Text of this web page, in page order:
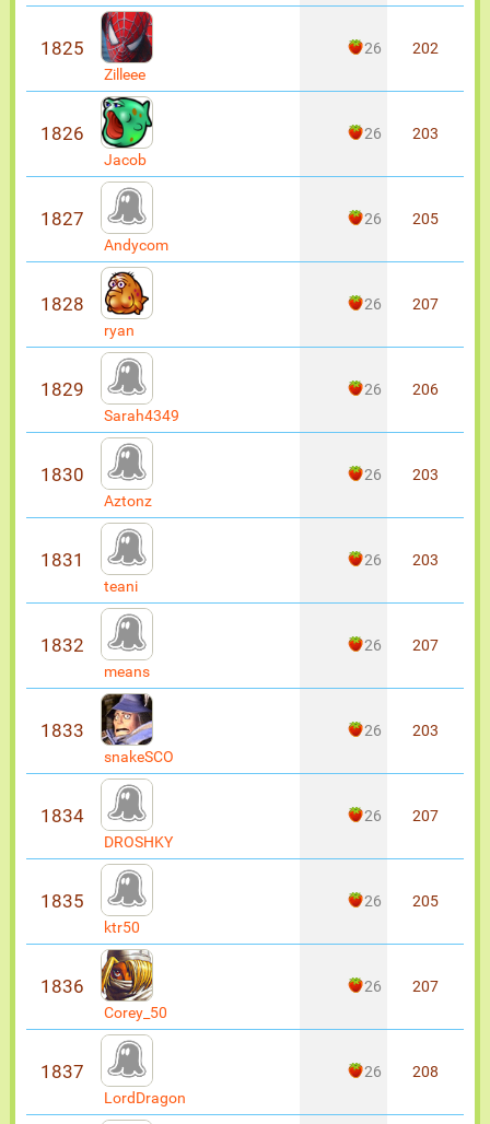
1825
Zilleee
26 202
1826
Jacob
26 203
1827
Andycom
26 205
1828
ryan
26 207
1829
Sarah4349
26 206
1830
Aztonz
26 203
1831
teani
26 203
1832
means
26 207
1833
snakeSCO
26 203
1834
DROSHKY
26 207
1835
ktr50
26 205
1836
Corey_50
26 207
1837
LordDragon
26 208